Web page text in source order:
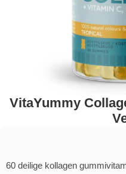
VitaYummy
60 deilige kollagen